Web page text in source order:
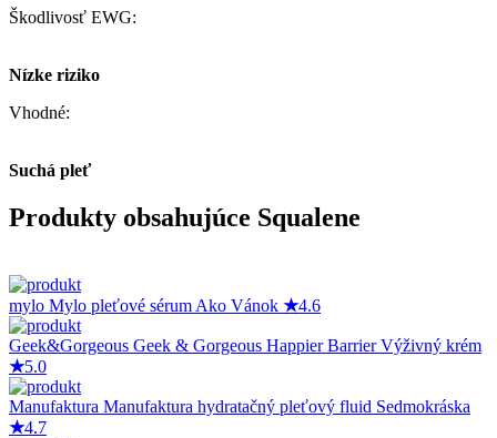
Škodlivosť EWG:
Nízke riziko
Vhodné:
Suchá pleť
Produkty obsahujúce Squalene
mylo Mylo pleťové sérum Ako Vánok ★4.6
Geek&Gorgeous Geek & Gorgeous Happier Barrier Výživný krém
★5.0
Manufaktura Manufaktura hydratačný pleťový fluid Sedmokráska
★4.7